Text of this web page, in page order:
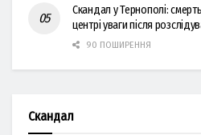
Скандал у Тернополі:
центрі уваги після
90 ПОШИРЕННЯ
Скандал